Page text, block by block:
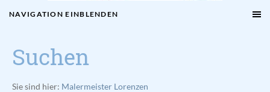
NAVIGATION EINBLENDEN
Suchen
Sie sind hier: Malermeister Lorenzen